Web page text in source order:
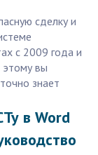
сделку и
с 2009 года и
этому вы
знает
в Word